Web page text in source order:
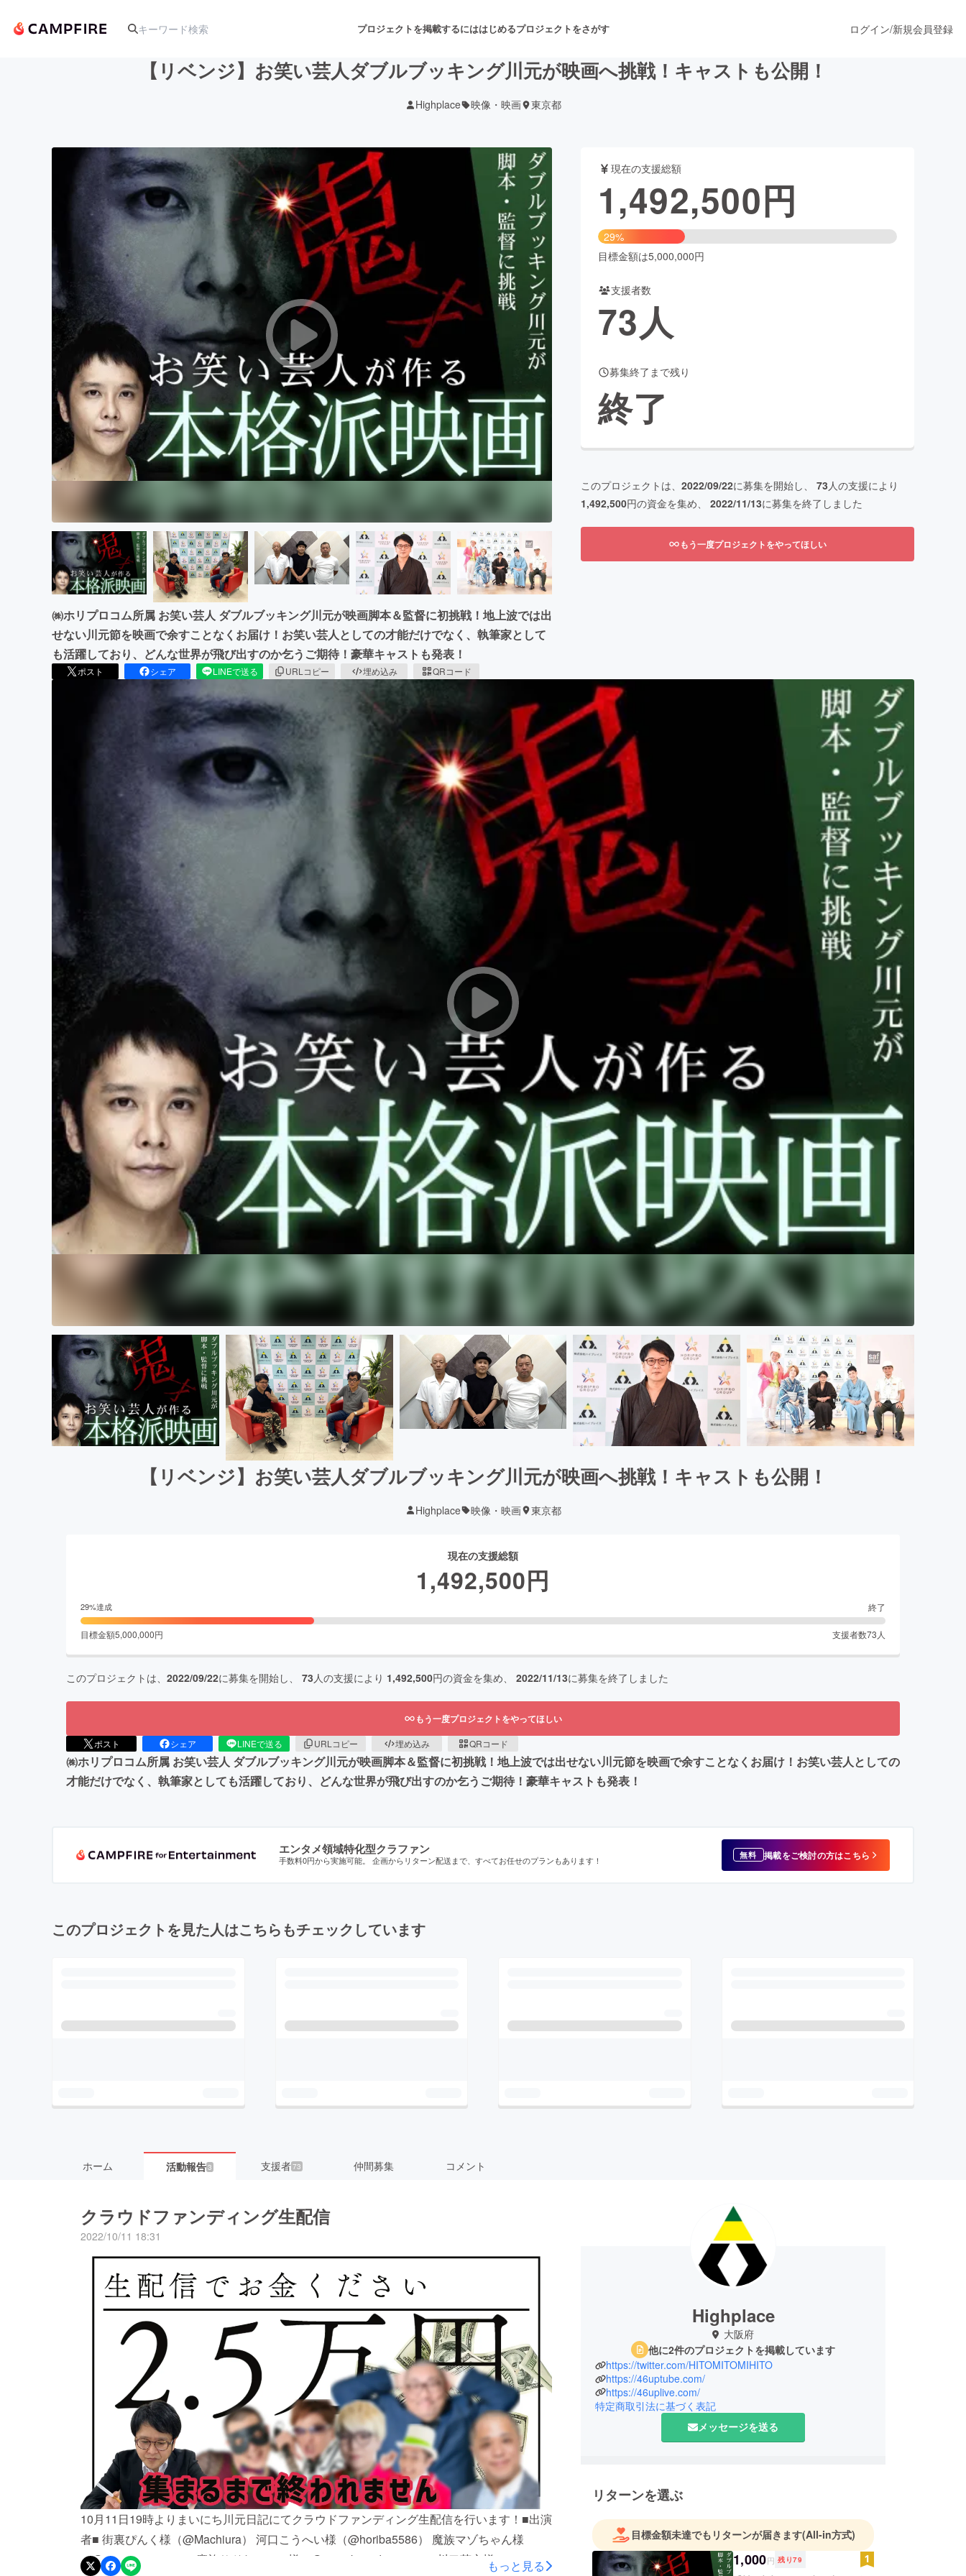
プロジェクトを掲載するにははじめるプロジェクトをさがす
アート・写真 音楽 舞台・パフォーマンス
テクノロジー・ガジェット ゲーム・サービス開発 フード・飲食店 ファッション
映像・映画 書籍・雑誌出版 アニメ・漫画
ビジネス・起業 チャレンジ ビューティー・ヘルスケア
まちづくり・地域活性化
CAMPFIRE for Social Good
CAMPFIREふるさと納税machi-yaコミュニティ
ログイン/新規会員登録
【リベンジ】お笑い芸人ダブルブッキング川元が映画へ挑戦！キャストも公開！
Highplace 映像・映画 東京都
㈱ホリプロコム所属 お笑い芸人 ダブルブッキング川元が映画脚本＆監督に初挑戦！地上波では出
せない川元節を映画で余すことなくお届け！お笑い芸人としての才能だけでなく、執筆家として
も活躍しており、どんな世界が飛び出すのか乞うご期待！豪華キャストも発表！
ポスト シェア LINEで送る URLコピー 埋め込み QRコード
現在の支援総額
1,492,500円
29%
目標金額は5,000,000円
支援者数
73人
募集終了まで残り
終了
このプロジェクトは、 2022/09/22に募集を開始し、 73人の支援により
1,492,500円の資金を集め、 2022/11/13に募集を終了しました
もう一度プロジェクトをやってほしい
【リベンジ】お笑い芸人ダブルブッキング川元が映画へ挑戦！キャストも公開！
Highplace 映像・映画 東京都
現在の支援総額
1,492,500円
29%達成 終了
目標金額5,000,000円 支援者数73 人
このプロジェクトは、 2022/09/22に募集を開始し、 73 人の支援により 1,492,500円の資金を集め、 2022/11/13に募集を終了しました
もう一度プロジェクトをやってほしい
ポスト シェア LINEで送る URLコピー 埋め込み QRコード
㈱ホリプロコム所属 お笑い芸人 ダブルブッキング川元が映画脚本＆監督に初挑戦！地上波では出せない川元節を映画で余すことなくお届け！お笑い芸人としての
才能だけでなく、執筆家としても活躍しており、どんな世界が飛び出すのか乞うご期待！豪華キャストも発表！
エンタメ領域特化型クラファン
手数料0円から実施可能。 企画からリターン配送まで、すべてお任せのプランもあります！ 無料 掲載をご検討の方はこちら
このプロジェクトを見た人はこちらもチェックしています
ホーム 活動報告3 支援者73 仲間募集 コメント
クラウドファンディング生配信
2022/10/11 18:31
10月11日19時よりまいにち川元日記にてクラウドファンディング生配信を行います！■出演
者■ 街裏ぴんく様（@Machiura） 河口こうへい様（@horiba5586） 魔族マゾちゃん様
（@mazo_amazing） 魔族サドヤマエス様（@mazokusadoyama1） 川口英之様もっと見る
Highplace
大阪府
他に2件のプロジェクトを掲載しています
https://twitter.com/HITOMITOMIHITO
https://46uptube.com/
https://46uplive.com/
特定商取引法に基づく表記
メッセージを送る
リターンを選ぶ
目標金額未達でもリターンが届きます(All-in方式)
1,000円 残り79